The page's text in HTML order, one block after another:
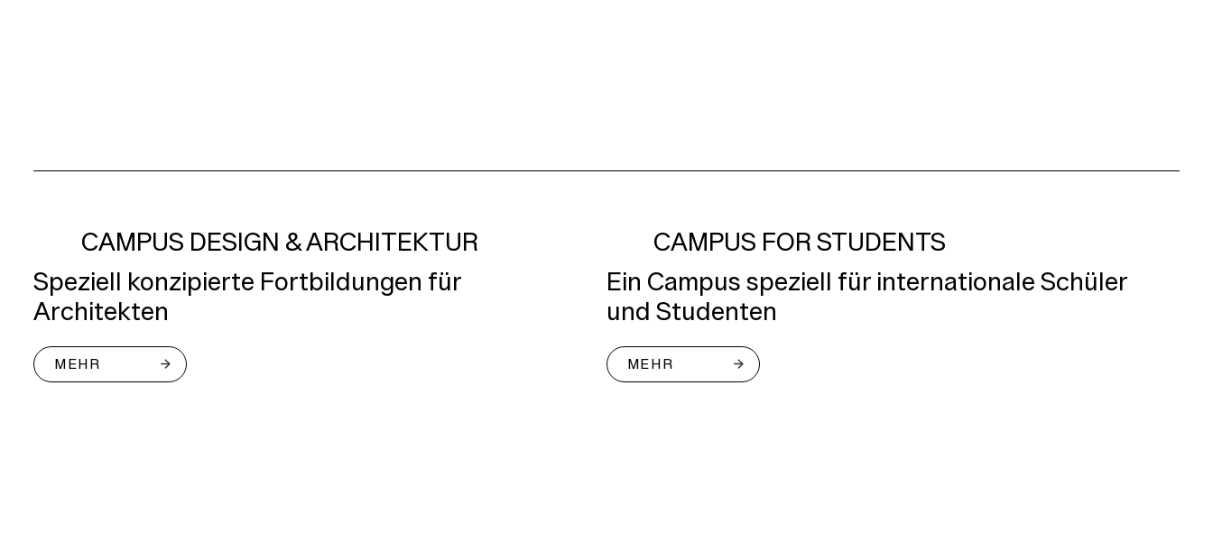
CAMPUS DESIGN & ARCHITEKTUR
Speziell konzipierte Fortbildungen für
Architekten
MEHR
CAMPUS FOR STUDENTS
Ein Campus speziell für internationale Schüler
und Studenten
MEHR